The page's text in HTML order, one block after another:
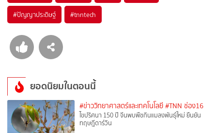
#ปัญญาประดิษฐ์ #tnntech
ยอดนิยมในตอนนี้
#ข่าววิทยาศาสตร์และเทคโนโลยี #TNN ช่อง16
ไขปริศนา 150 ปี จีนพบพืชกินแมลงพันธุ์ใหม่ ยืนยัน
ทฤษฎีดาร์วิน